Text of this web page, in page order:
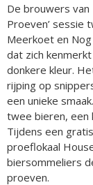
De brouwers van
Proeven’ sessie
Meerkoet en
dat zich
donkere kleur.
rijping op
een unieke
twee bieren, een
Tijdens een
proeflokaal
biersommeliers
proeven.